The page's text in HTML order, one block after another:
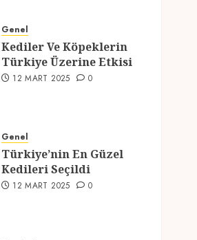
Genel
Kediler Ve Köpeklerin
Türkiye Üzerine Etkisi
12 MART 2025 0
Genel
Türkiye’nin En Güzel
Kedileri Seçildi
12 MART 2025 0